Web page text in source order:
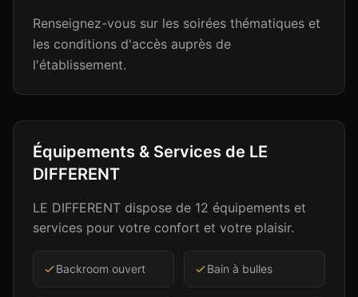
Renseignez-vous sur les soirées thématiques et
les conditions d'accès auprès de
l'établissement.
Équipements & Services de LE
DIFFERENT
LE DIFFERENT dispose de 12 équipements et
services pour votre confort et votre plaisir.
Backroom ouvert Bain à bulles